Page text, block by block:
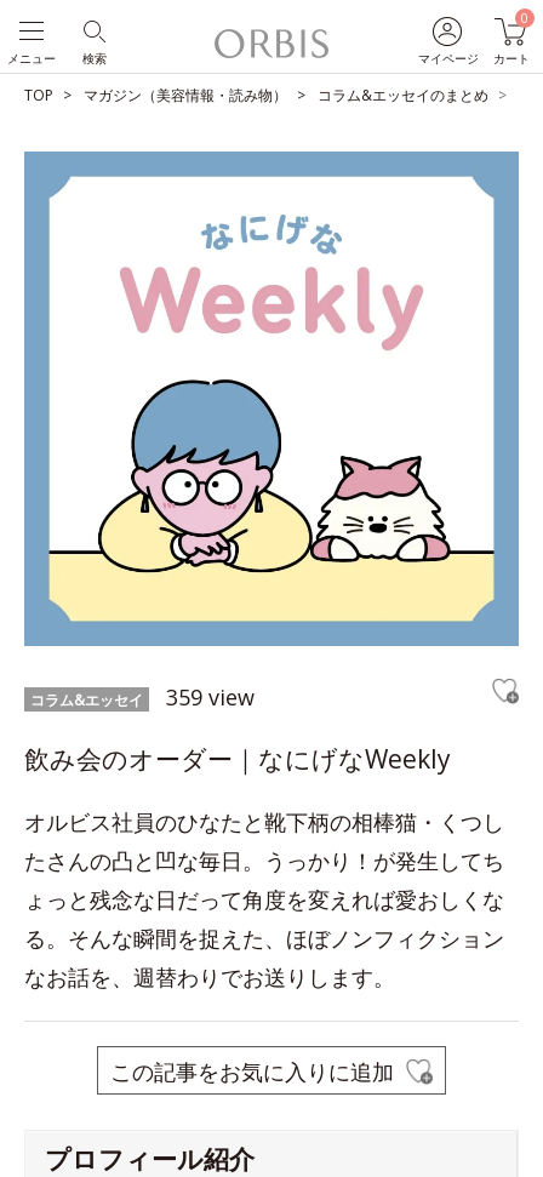
マイページ
0
カート
検索
メニュー
TOP マガジン（美容情報・読み物） コラム&エッセイのまとめ
コラム&エッセイ 359 view
飲み会のオーダー｜なにげなWeekly
オルビス社員のひなたと靴下柄の相棒猫・くつし
たさんの凸と凹な毎日。うっかり！が発生してち
ょっと残念な日だって角度を変えれば愛おしくな
る。そんな瞬間を捉えた、ほぼノンフィクション
なお話を、週替わりでお送りします。
この記事をお気に入りに追加
プロフィール紹介